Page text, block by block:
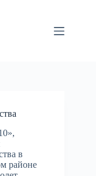
в
районе